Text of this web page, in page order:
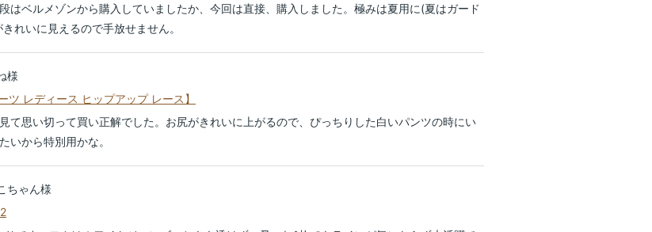
はベルメゾンから購入していましたか、今回は直接、購入しました。極みは夏用に(夏はガード
れいに見えるので手放せません。
様
レディース ヒップアップ レース】
思い切って買い正解でした。お尻がきれいに上がるので、ぴっちりした白いパンツの時にい
いから特別用かな。
ちゃん様